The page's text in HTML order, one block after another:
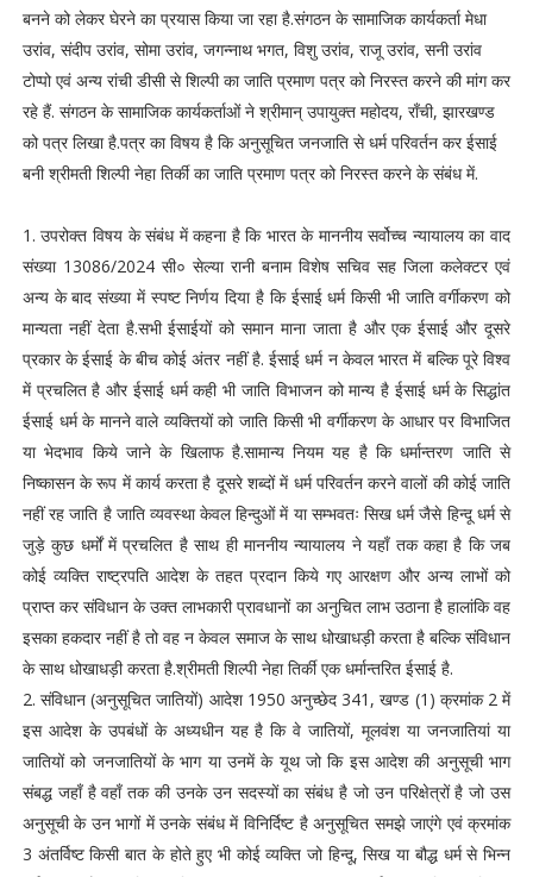
बनने को लेकर घेरने का प्रयास किया जा रहा है.संगठन के सामाजिक कार्यकर्ता मेधा
उरांव, संदीप उरांव, सोमा उरांव, जगन्नाथ भगत, विशु उरांव, राजू उरांव, सनी उरांव
टोप्पो एवं अन्य रांची डीसी से शिल्पी का जाति प्रमाण पत्र को निरस्त करने की मांग कर
रहे हैं. संगठन के सामाजिक कार्यकर्ताओं ने श्रीमान् उपायुक्त महोदय, राँची, झारखण्ड
को पत्र लिखा है.पत्र का विषय है कि अनुसूचित जनजाति से धर्म परिवर्तन कर ईसाई
बनी श्रीमती शिल्पी नेहा तिर्की का जाति प्रमाण पत्र को निरस्त करने के संबंध में.
1. उपरोक्त विषय के संबंध में कहना है कि भारत के माननीय सर्वोच्च न्यायालय का वाद
संख्या 13086/2024 सी० सेल्या रानी बनाम विशेष सचिव सह जिला कलेक्टर एवं
अन्य के बाद संख्या में स्पष्ट निर्णय दिया है कि ईसाई धर्म किसी भी जाति वर्गीकरण को
मान्यता नहीं देता है.सभी ईसाईयों को समान माना जाता है और एक ईसाई और दूसरे
प्रकार के ईसाई के बीच कोई अंतर नहीं है. ईसाई धर्म न केवल भारत में बल्कि पूरे विश्व
में प्रचलित है और ईसाई धर्म कही भी जाति विभाजन को मान्य है ईसाई धर्म के सिद्धांत
ईसाई धर्म के मानने वाले व्यक्तियों को जाति किसी भी वर्गीकरण के आधार पर विभाजित
या भेदभाव किये जाने के खिलाफ है.सामान्य नियम यह है कि धर्मान्तरण जाति से
निष्कासन के रूप में कार्य करता है दूसरे शब्दों में धर्म परिवर्तन करने वालों की कोई जाति
नहीं रह जाति है जाति व्यवस्था केवल हिन्दुओं में या सम्भवतः सिख धर्म जैसे हिन्दू धर्म से
जुड़े कुछ धर्मों में प्रचलित है साथ ही माननीय न्यायालय ने यहाँ तक कहा है कि जब
कोई व्यक्ति राष्ट्रपति आदेश के तहत प्रदान किये गए आरक्षण और अन्य लाभों को
प्राप्त कर संविधान के उक्त लाभकारी प्रावधानों का अनुचित लाभ उठाना है हालांकि वह
इसका हकदार नहीं है तो वह न केवल समाज के साथ धोखाधड़ी करता है बल्कि संविधान
के साथ धोखाधड़ी करता है.श्रीमती शिल्पी नेहा तिर्की एक धर्मान्तरित ईसाई है.
2. संविधान (अनुसूचित जातियों) आदेश 1950 अनुच्छेद 341, खण्ड (1) क्रमांक 2 में
इस आदेश के उपबंधों के अध्यधीन यह है कि वे जातियों, मूलवंश या जनजातियां या
जातियों को जनजातियों के भाग या उनमें के यूथ जो कि इस आदेश की अनुसूची भाग
संबद्ध जहाँ है वहाँ तक की उनके उन सदस्यों का संबंध है जो उन परिक्षेत्रों है जो उस
अनुसूची के उन भागों में उनके संबंध में विनिर्दिष्ट है अनुसूचित समझे जाएंगे एवं क्रमांक
3 अंतर्विष्ट किसी बात के होते हुए भी कोई व्यक्ति जो हिन्दू, सिख या बौद्ध धर्म से भिन्न